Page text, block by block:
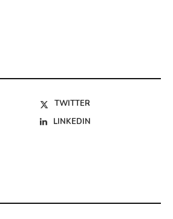
TWITTER
LINKEDIN